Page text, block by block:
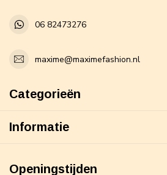
06 82473276
maxime@maximefashion.nl
Categorieën
Informatie
Openingstijden